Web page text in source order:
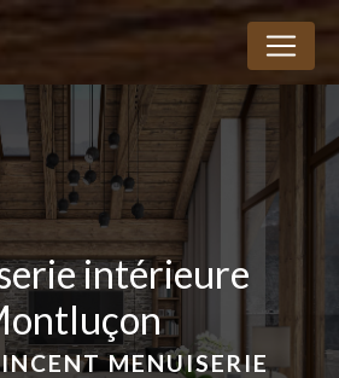
MENUISERIE
cookies